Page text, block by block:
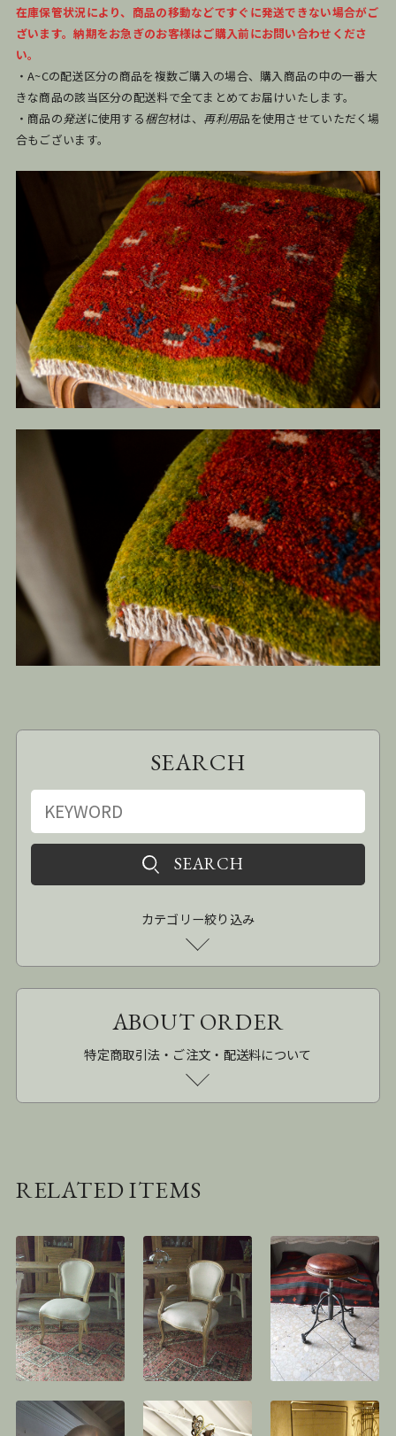
在庫保管状況により、商品の移動などですぐに発送できない場合がご
ざいます。納期をお急ぎのお客様はご購入前にお問い合わせくださ
い。
・A~Cの配送区分の商品を複数ご購入の場合、購入商品の中の一番大
きな商品の該当区分の配送料で全てまとめてお届けいたします。
・商品の発送に使用する梱包材は、 再利用品を使用させていただく場
合もございます。
SEARCH
カテゴリー絞り込み
ABOUT ORDER
特定商取引法・ご注文・配送料について
RELATED ITEMS